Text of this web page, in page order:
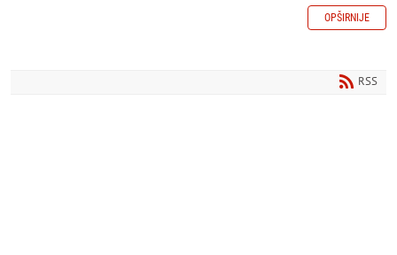
OPŠIRNIJE
RSS